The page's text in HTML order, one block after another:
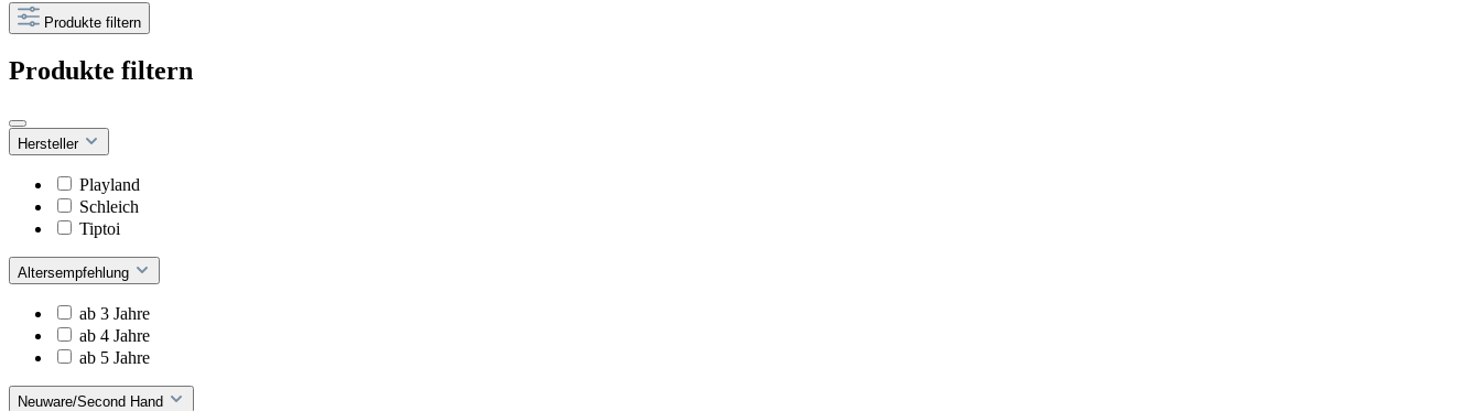
Produkte filtern
Produkte filtern
Hersteller
Playland
Schleich
Tiptoi
Altersempfehlung
ab 3 Jahre
ab 4 Jahre
ab 5 Jahre
Neuware/Second Hand